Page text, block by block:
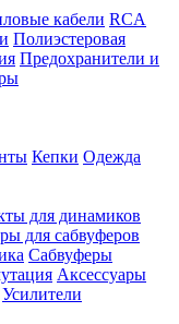
кабели RCA
Полиэстеровая
Предохранители и
Кепки Одежда
для динамиков
для сабвуферов
Сабвуферы
Аксессуары
Усилители